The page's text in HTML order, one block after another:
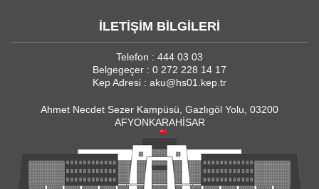
İLETİŞİM BİLGİLERİ
Telefon : 444 03 03
Belgegeçer : 0 272 228 14 17
Kep Adresi : aku@hs01.kep.tr
Ahmet Necdet Sezer Kampüsü, Gazlıgöl Yolu, 03200
AFYONKARAHİSAR